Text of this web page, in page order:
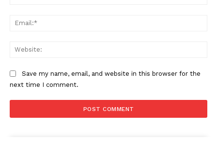
Condividi
Save my name, email, and website in this browser for the
next time I comment.